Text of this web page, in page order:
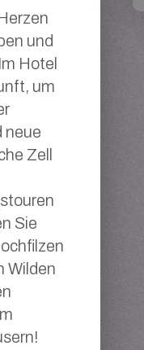
und
Hotel
um
neue
Zell
Sie
Wilden